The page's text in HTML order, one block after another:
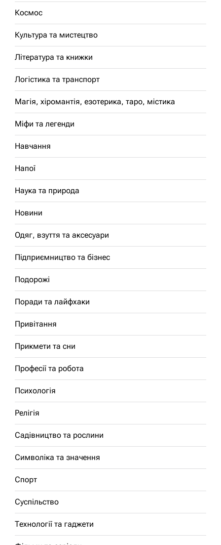
Космос
Культура та мистецтво
Література та книжки
Логістика та транспорт
Магія, хіромантія, езотерика, таро, містика
Міфи та легенди
Навчання
Напої
Наука та природа
Новини
Одяг, взуття та аксесуари
Підприємництво та бізнес
Подорожі
Поради та лайфхаки
Привітання
Прикмети та сни
Професії та робота
Психологія
Релігія
Садівництво та рослини
Символіка та значення
Спорт
Суспільство
Технології та гаджети